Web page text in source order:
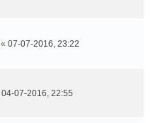
« 07-07-2016, 23:22
04-07-2016, 22:55